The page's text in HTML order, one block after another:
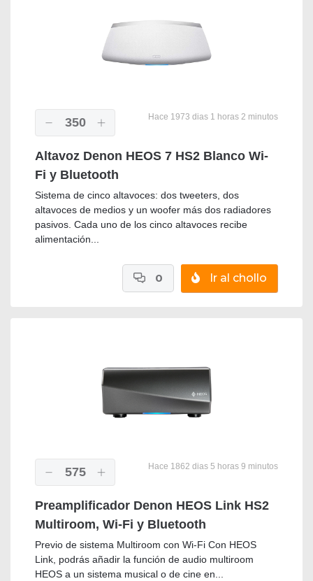
350 Hace 1973 dias 1 horas 2 minutos
Altavoz Denon HEOS 7 HS2 Blanco Wi-
Fi y Bluetooth
Sistema de cinco altavoces: dos tweeters, dos
altavoces de medios y un woofer más dos radiadores
pasivos. Cada uno de los cinco altavoces recibe
alimentación...
Ir al chollo
0
575 Hace 1862 dias 5 horas 9 minutos
Preamplificador Denon HEOS Link HS2
Multiroom, Wi-Fi y Bluetooth
Previo de sistema Multiroom con Wi-Fi Con HEOS
Link, podrás añadir la función de audio multiroom
HEOS a un sistema musical o de cine en...